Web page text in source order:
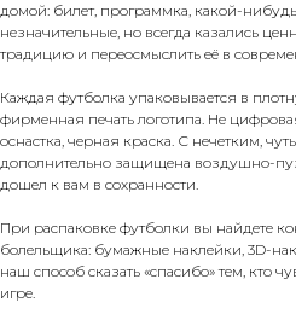
домой: билет, программка, какой-
незначительные, но всегда казались
традицию и переосмыслить её в
Каждая футболка упаковывается в
фирменная печать логотипа. Не
оснастка, черная краска. С нечетким,
дополнительно защищена воздушно-
дошел к вам в сохранности.
При распаковке футболки вы найдете
болельщика: бумажные наклейки, 3D-
наш способ сказать «спасибо» тем, кто
игре.